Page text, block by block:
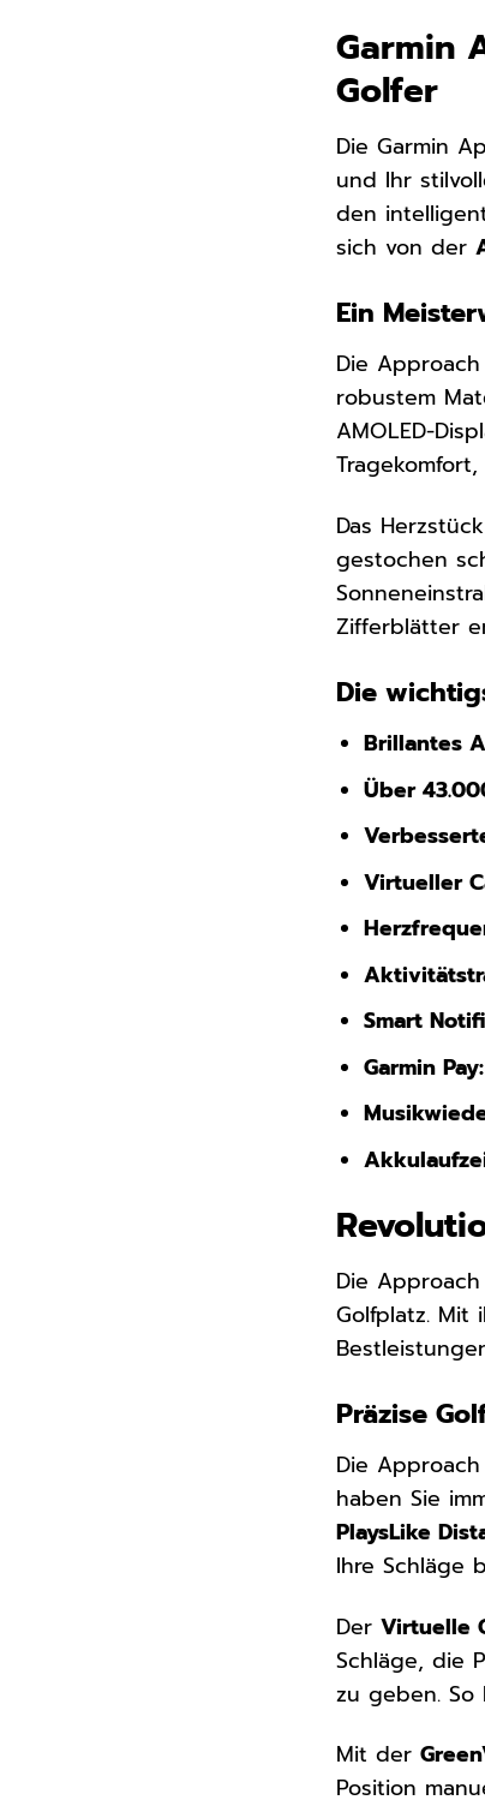
Garmin
Golfer
Die Garmin
und Ihr
den
sich von der
Ein
Die
robustem
AMOLED-
Das
gestochen
Zifferblätter
Die
Brillantes
Über
Virtueller
Smart
Garmin Pay:
Die
Golfplatz. Mit
Präzise
Die
haben Sie
PlaysLike
Ihre Schläge
DerVirtuelle
Schläge, die
zu geben. So
Mit der
Position